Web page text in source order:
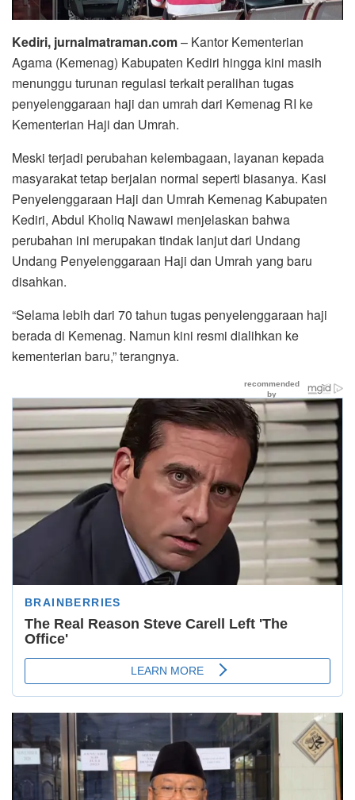
Kediri, jurnalmatraman.com– Kantor Kementerian
Agama (Kemenag) Kabupaten Kediri hingga kini masih
menunggu turunan regulasi terkait peralihan tugas
penyelenggaraan haji dan umrah dari Kemenag RI ke
Kementerian Haji dan Umrah.
Meski terjadi perubahan kelembagaan, layanan kepada
masyarakat tetap berjalan normal seperti biasanya. Kasi
Penyelenggaraan Haji dan Umrah Kemenag Kabupaten
Kediri, Abdul Kholiq Nawawi menjelaskan bahwa
perubahan ini merupakan tindak lanjut dari Undang
Undang Penyelenggaraan Haji dan Umrah yang baru
disahkan.
“Selama lebih dari 70 tahun tugas penyelenggaraan haji
berada di Kemenag. Namun kini resmi dialihkan ke
kementerian baru,” terangnya.